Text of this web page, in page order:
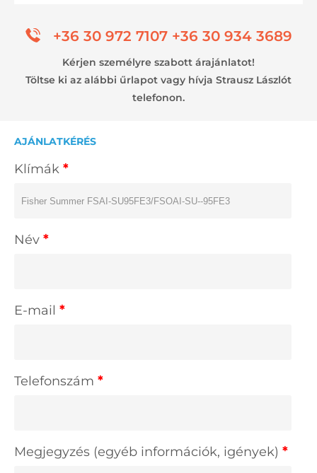
+36 30 972 7107 +36 30 934 3689
Kérjen személyre szabott árajánlatot!
Töltse ki az alábbi űrlapot vagy hívja Strausz Lászlót
telefonon.
AJÁNLATKÉRÉS
Klímák *
Név *
E-mail *
Telefonszám *
Megjegyzés (egyéb információk, igények) *